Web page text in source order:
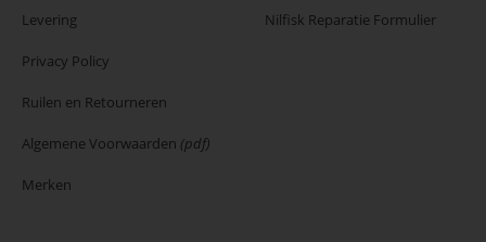
Levering
Privacy Policy
Ruilen en Retourneren
Algemene Voorwaarden (pdf)
Merken
Nilfisk Reparatie Formulier